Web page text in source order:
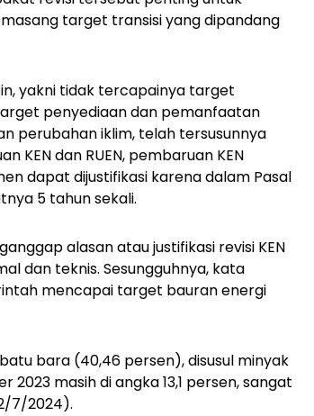
target transisi yang dipandang
yakni tidak tercapainya target
penyediaan dan pemanfaatan
perubahan iklim, telah tersusunnya
KEN dan RUEN, pembaruan KEN
dapat dijustifikasi karena dalam Pasal
5 tahun sekali.
alasan atau justifikasi revisi KEN
dan teknis. Sesungguhnya, kata
mencapai target bauran energi
bara (40,46 persen), disusul minyak
masih di angka 13,1 persen, sangat
7/2024).